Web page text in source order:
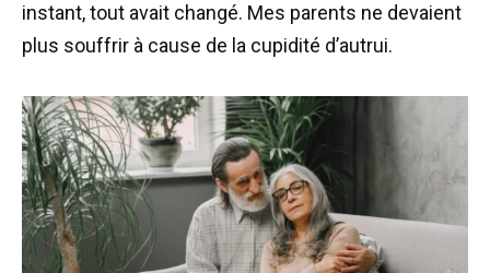
instant, tout avait changé. Mes parents ne devaient
plus souffrir à cause de la cupidité d’autrui.